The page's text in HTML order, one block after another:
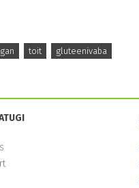
toit gluteenivaba